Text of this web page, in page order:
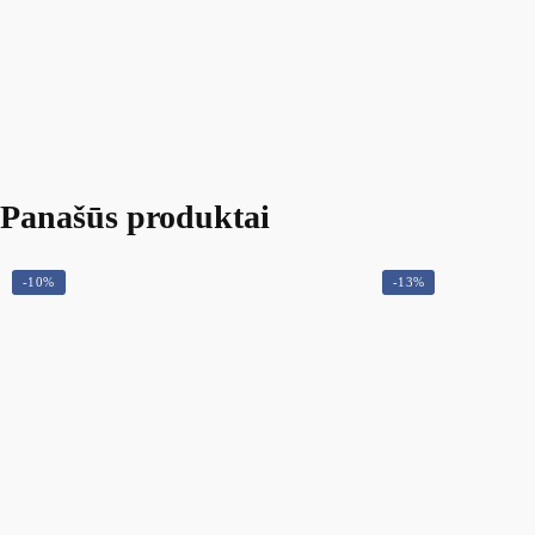
Panašūs produktai
-10% -13%